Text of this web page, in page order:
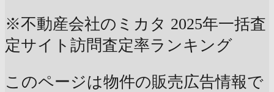
※不動産会社のミカタ 2025年一括査
定サイト訪問査定率ランキング
このページは物件の販売広告情報で